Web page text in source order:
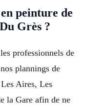
peinture de
Grès ?
professionnels de
plannings de
Aires, Les
la Gare afin de ne